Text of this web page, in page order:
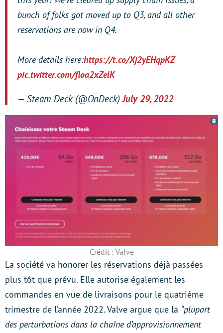
bunch of folks got moved up to Q3, and all other
reservations are now in Q4.
More details here:https://t.co/Xj2yEHqpKZ
pic.twitter.com/floa2xZelK
— Steam Deck (@OnDeck)July 29, 2022
Crédit : Valve
La société va honorer les réservations déjà passées
plus tôt que prévu. Elle autorise également les
commandes en vue de livraisons pour le quatrième
trimestre de l’année 2022. Valve argue que la “plupart
des perturbations dans la chaîne d’approvisionnement